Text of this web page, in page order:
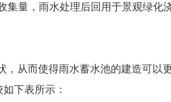
集量，雨水处理后回用于景观绿化
，从而使得雨水蓄水池的建造可以
下表所示：